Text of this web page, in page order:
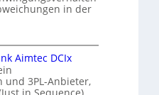
in der
Aimtec DCIx
und 3PL-Anbieter,